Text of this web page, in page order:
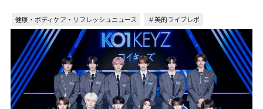
健康・ボディケア・リフレッシュニュース ＃美的ライブレポ